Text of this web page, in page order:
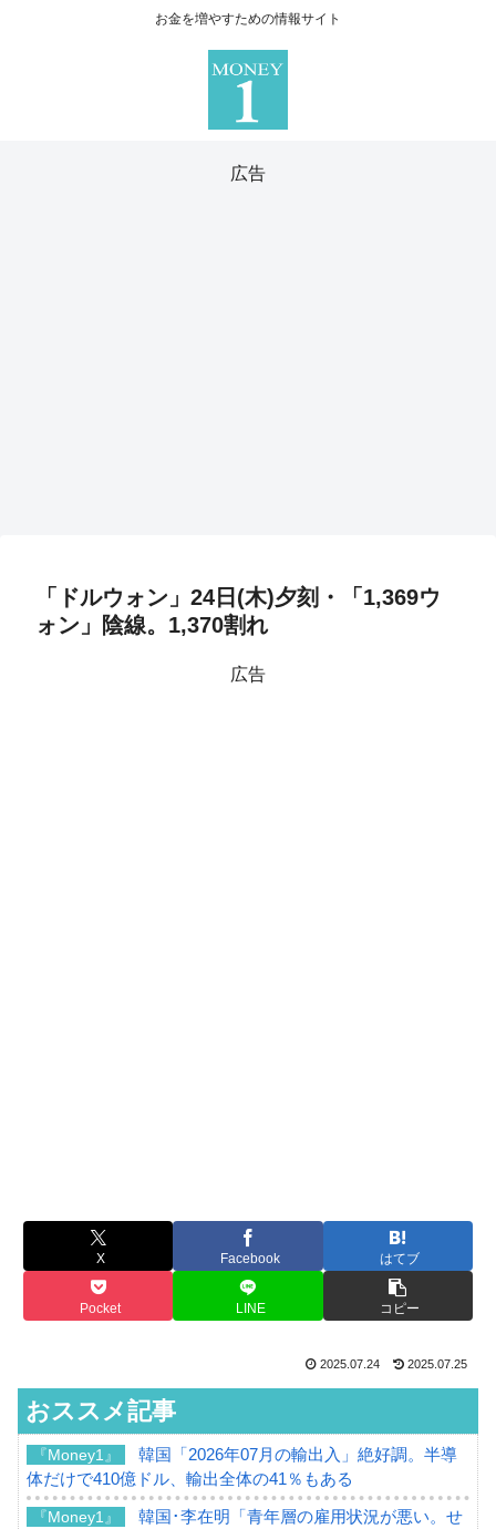
お金を増やすための情報サイト
広告
「ドルウォン」24日(木)夕刻・「1,369ウ
ォン」陰線。1,370割れ
広告
X Facebook はてブ
Pocket LINE コピー
2025.07.24 2025.07.25
おススメ記事
『Money1』
韓国「2026年07月の輸出入」絶好調。半導
体だけで410億ドル、輸出全体の41％もある
『Money1』
韓国･李在明「青年層の雇用状況が悪い。せ